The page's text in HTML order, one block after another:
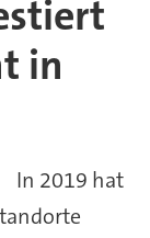
in
In 2019 hat